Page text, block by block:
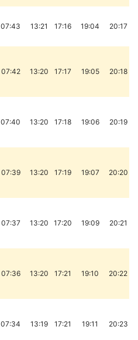
07:43 13:21 17:16 19:04 20:17
07:42 13:20 17:17 19:05 20:18
07:40 13:20 17:18 19:06 20:19
07:39 13:20 17:19 19:07 20:20
07:37 13:20 17:20 19:09 20:21
07:36 13:20 17:21 19:10 20:22
07:34 13:19 17:21 19:11 20:23